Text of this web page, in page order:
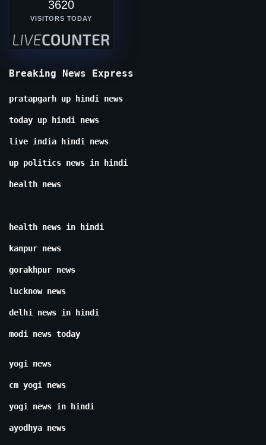
3620
VISITORS TODAY
Breaking News Express
pratapgarh up hindi news
today up hindi news
live india hindi news
up politics news in hindi
health news
health news in hindi
kanpur news
gorakhpur news
lucknow news
delhi news in hindi
modi news today
yogi news
cm yogi news
yogi news in hindi
ayodhya news